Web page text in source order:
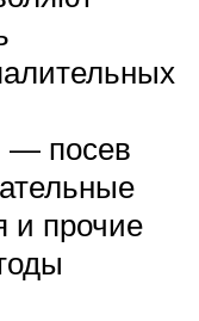
— посев
и прочие